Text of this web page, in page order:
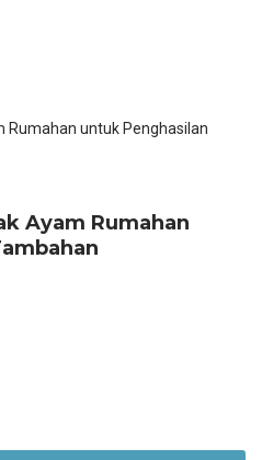
Ayam Rumahan